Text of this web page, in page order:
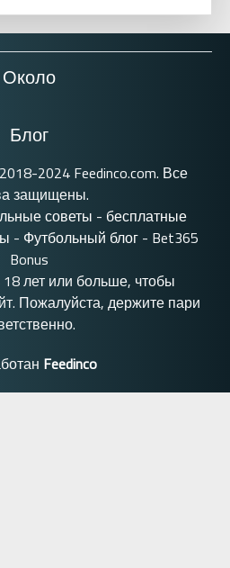
Около
Блог
2024 Feedinco.com. Все
защищены.
советы - бесплатные
- Футбольный блог- Bet365
Bonus
лет или больше, чтобы
Пожалуйста, держите пари
Feedinco